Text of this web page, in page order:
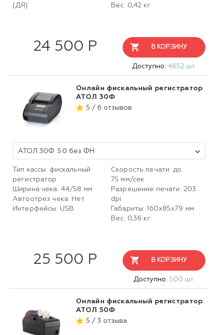
(ДЯ)
Вес: 0,42 кг
24 500 Р В КОРЗИНУ
Доступно: 4652 шт.
Онлайн фискальный регистратор
АТОЛ 30Ф
5 / 6 отзывов
АТОЛ 30Ф. 5.0 без ФН
Тип кассы: фискальный
регистратор
Ширина чека: 44/58 мм
Автоотрез чека: Нет
Интерфейсы: USB
Скорость печати: до
75 мм/сек
Разрешение печати: 203
dpi
Габариты: 160х85х79 мм
Вес: 0,36 кг
25 500 Р В КОРЗИНУ
Доступно: 500 шт.
Онлайн фискальный регистратор
АТОЛ 50Ф
5 / 3 отзыва